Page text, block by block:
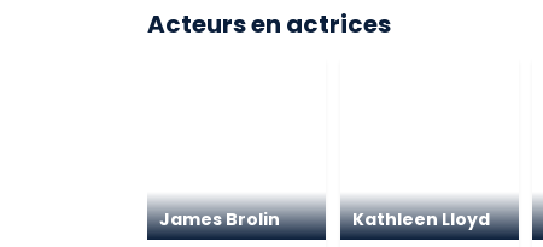
Acteurs en actrices
James Brolin Kathleen Lloyd